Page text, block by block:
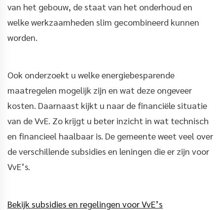
van het gebouw, de staat van het onderhoud en
welke werkzaamheden slim gecombineerd kunnen
worden.
Ook onderzoekt u welke energiebesparende
maatregelen mogelijk zijn en wat deze ongeveer
kosten. Daarnaast kijkt u naar de financiële situatie
van de VvE. Zo krijgt u beter inzicht in wat technisch
en financieel haalbaar is. De gemeente weet veel over
de verschillende subsidies en leningen die er zijn voor
VvE’s.
Bekijk subsidies en regelingen voor VvE’s